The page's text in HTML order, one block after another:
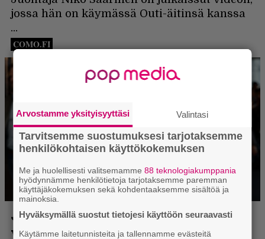
Arvostamme yksityisyyttäsi Valintasi
Tarvitsemme suostumuksesi tarjotaksemme
henkilökohtaisen käyttökokemuksen
Me ja huolellisesti valitsemamme88 teknologiakumppania
hyödynnämme henkilötietoja tarjotaksemme paremman
käyttäjäkokemuksen sekä kohdentaaksemme sisältöä ja
mainoksia.
Hyväksymällä suostut tietojesi käyttöön seuraavasti
Käytämme laitetunnisteita ja tallennamme evästeitä